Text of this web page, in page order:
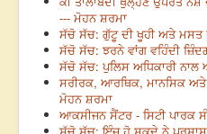
--- ਮੋਹਨ ਸ਼ਰਮਾ
ਸੱਚੋ ਸੱਚ: ਗੁੱਟੂ ਦੀ ਖੂਹੀ ਅਤੇ ਮਸਤ
ਸੱਚੋ ਸੱਚ: ਝਰਨੇ ਵਾਂਗ ਵਹਿੰਦੀ
ਸੱਚੋ ਸੱਚ: ਪੁਲਿਸ ਅਧਿਕਾਰੀ ਨਾਲ
ਸਰੀਰਕ, ਆਰਥਿਕ, ਮਾਨਸਿਕ ਅਤੇ
ਮੋਹਨ ਸ਼ਰਮਾ
ਆਕਸੀਜਨ ਸੈਂਟਰ - ਸਿਟੀ ਪਾਰਕ